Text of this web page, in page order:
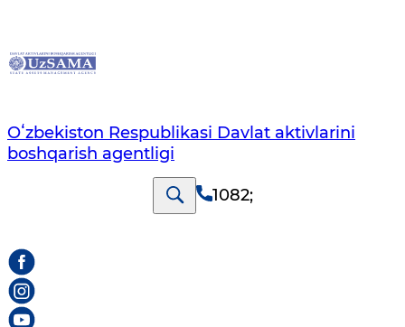
Oʻzbekiston Respublikasi Davlat aktivlarini
boshqarish agentligi
1082;